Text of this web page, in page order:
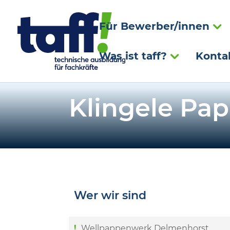
Für Bewerber/innen
Was ist taff?
Klingele
Wer wir sind